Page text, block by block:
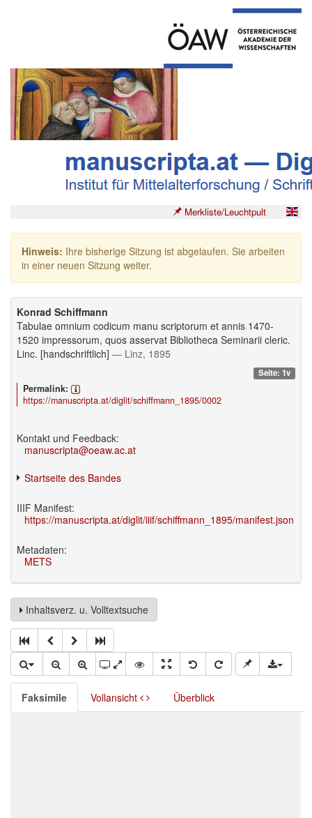
Merkliste/Leuchtpult
Hinweis: Ihre bisherige Sitzung ist abgelaufen. Sie arbeiten
in einer neuen Sitzung weiter.
Konrad Schiffmann
Tabulae omnium codicum manu scriptorum et annis 1470-
1520 impressorum, quos asservat Bibliotheca Seminarii cleric.
Linc. [handschriftlich] — Linz, 1895
Seite: 1v
Permalink:
https://manuscripta.at/diglit/schiffmann_1895/0002
Kontakt und Feedback:
manuscripta@oeaw.ac.at
Startseite des Bandes
IIIF Manifest:
https://manuscripta.at/diglit/iiif/schiffmann_1895/manifest.json
Metadaten:
METS
Inhaltsverz. u. Volltextsuche
Faksimile Vollansicht Überblick